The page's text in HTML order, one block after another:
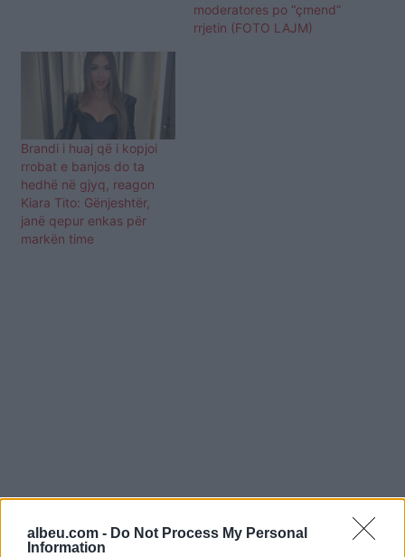
albeu.com - Do Not Process My Personal
Information
moderatores po “çmend”
rrjetin (FOTO LAJM)
Brandi i huaj që i kopjoi
rrobat e banjos do ta
hedhë në gjyq, reagon
Kiara Tito: Gënjeshtër,
janë qepur enkas për
markën time